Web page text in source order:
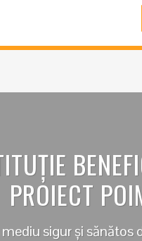
PROIECT
mediu sigur și sănătos